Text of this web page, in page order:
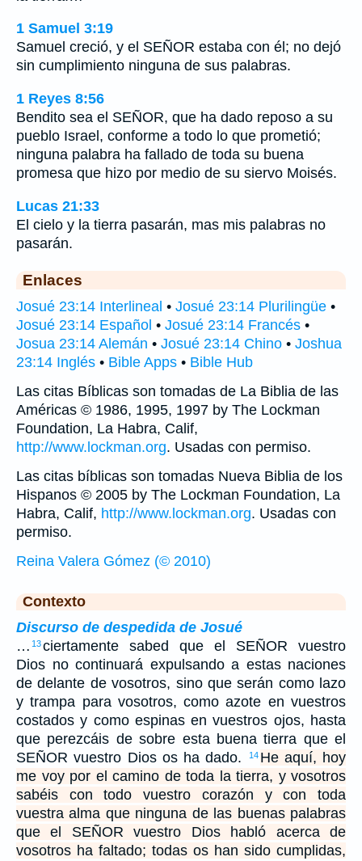
1 Samuel 3:19
Samuel creció, y el SEÑOR estaba con él; no dejó
sin cumplimiento ninguna de sus palabras.
1 Reyes 8:56
Bendito sea el SEÑOR, que ha dado reposo a su
pueblo Israel, conforme a todo lo que prometió;
ninguna palabra ha fallado de toda su buena
promesa que hizo por medio de su siervo Moisés.
Lucas 21:33
El cielo y la tierra pasarán, mas mis palabras no
pasarán.
Enlaces
Josué 23:14 Interlineal • Josué 23:14 Plurilingüe •
Josué 23:14 Español • Josué 23:14 Francés •
Josua 23:14 Alemán • Josué 23:14 Chino • Joshua
23:14 Inglés • Bible Apps • Bible Hub
Las citas Bíblicas son tomadas de La Biblia de las
Américas © 1986, 1995, 1997 by The Lockman
Foundation, La Habra, Calif,
http://www.lockman.org. Usadas con permiso.
Las citas bíblicas son tomadas Nueva Biblia de los
Hispanos © 2005 by The Lockman Foundation, La
Habra, Calif, http://www.lockman.org. Usadas con
permiso.
Reina Valera Gómez (© 2010)
Contexto
Discurso de despedida de Josué
… 13ciertamente sabed que el SEÑOR vuestro
Dios no continuará expulsando a estas naciones
de delante de vosotros, sino que serán como lazo
y trampa para vosotros, como azote en vuestros
costados y como espinas en vuestros ojos, hasta
que perezcáis de sobre esta buena tierra que el
SEÑOR vuestro Dios os ha dado.
14 He aquí, hoy
me voy por el camino de toda la tierra, y vosotros
sabéis con todo vuestro corazón y con toda
vuestra alma que ninguna de las buenas palabras
que el SEÑOR vuestro Dios habló acerca de
vosotros ha faltado; todas os han sido cumplidas,